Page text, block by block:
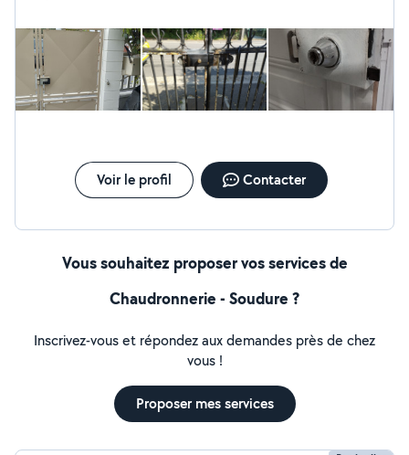
Voir le profil Contacter
Vous souhaitez proposer vos services de
Chaudronnerie - Soudure ?
Inscrivez-vous et répondez aux demandes près de chez
vous !
Proposer mes services